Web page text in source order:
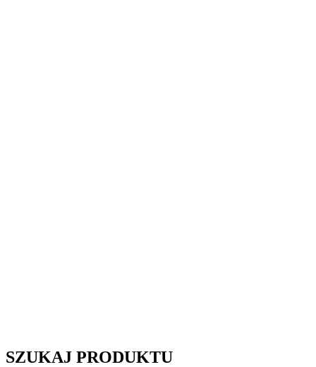
SZUKAJ PRODUKTU